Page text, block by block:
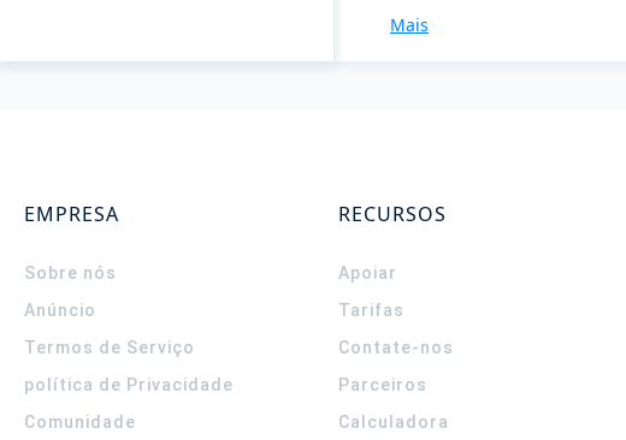
Mais
EMPRESA
Sobre nós
Anúncio
Termos de Serviço
política de Privacidade
Comunidade
RECURSOS
Apoiar
Tarifas
Contate-nos
Parceiros
Calculadora